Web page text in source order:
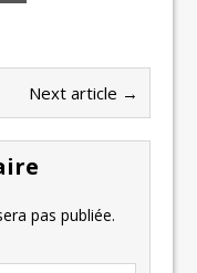
Next article →
pas publiée.